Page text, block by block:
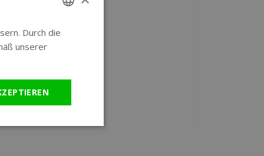
ENGLISH
Durch die
unserer